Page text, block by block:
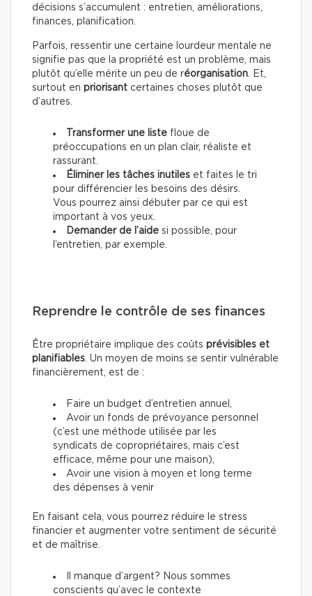
décisions s’accumulent : entretien, améliorations,
finances, planification.
Parfois, ressentir une certaine lourdeur mentale ne
signifie pas que la propriété est un problème, mais
plutôt qu’elle mérite un peu de réorganisation . Et,
surtout en priorisant certaines choses plutôt que
d’autres.
Transformer une liste floue de
préoccupations en un plan clair, réaliste et
rassurant.
Éliminer les tâches inutiles et faites le tri
pour différencier les besoins des désirs.
Vous pourrez ainsi débuter par ce qui est
important à vos yeux.
Demander de l’aide si possible, pour
l’entretien, par exemple.
Reprendre le contrôle de ses finances
Être propriétaire implique des coûts prévisibles et
planifiables . Un moyen de moins se sentir vulnérable
financièrement, est de :
Faire un budget d’entretien annuel,
Avoir un fonds de prévoyance personnel
(c’est une méthode utilisée par les
syndicats de copropriétaires, mais c’est
efficace, même pour une maison),
Avoir une vision à moyen et long terme
des dépenses à venir
En faisant cela, vous pourrez réduire le stress
financier et augmenter votre sentiment de sécurité
et de maîtrise.
Il manque d’argent? Nous sommes
conscients qu’avec le contexte